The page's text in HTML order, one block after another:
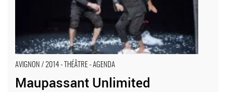
AVIGNON / 2014 - THÉÂTRE - AGENDA
Maupassant Unlimited